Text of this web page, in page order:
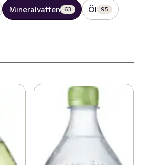
Mineralvatten 63 Öl 95